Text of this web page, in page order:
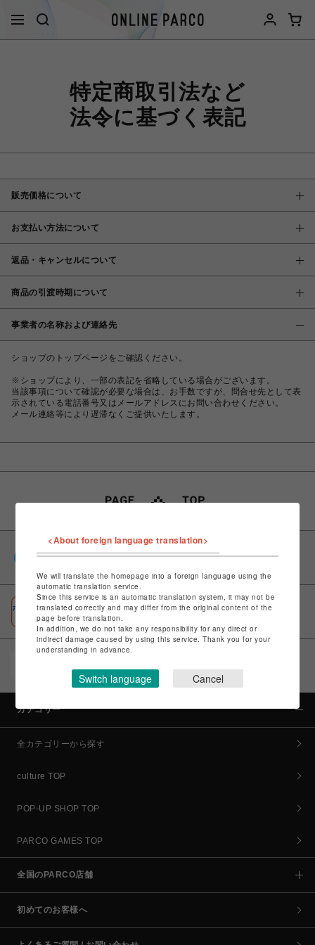
特定商取引法など
法令に基づく表記
販売価格について
お支払い方法について
返品・キャンセルについて
商品の引渡時期について
事業者の名称および連絡先
ショップのトップページをご確認ください。
※ショップにより、一部の表記を省略している場合がございます。
当該事項について確認が必要な場合は、お手数ですが、問合せ先として表
示されている電話番号又はメールアドレスにお問い合わせください。
メール連絡等により遅滞なくご提供いたします。
PARCOポイント
ポケパル払い
初回登録＆お買物で最大1,500円分のPARCOポイント進呈
コイン＆クーポンでPARCOでのお買い物がオトクに
カテゴリー
全カテゴリーから探す
culture TOP
POP-UP SHOP TOP
PARCO GAMES TOP
全国のPARCO店舗
初めてのお客様へ
<About foreign language translation>
We will translate the homepage into a foreign language using the
automatic translation service.
Since this service is an automatic translation system, it may not be
translated correctly and may differ from the original content of the
page before translation.
In addition, we do not take any responsibility for any direct or
indirect damage caused by using this service. Thank you for your
understanding in advance.
Switch language Cancel